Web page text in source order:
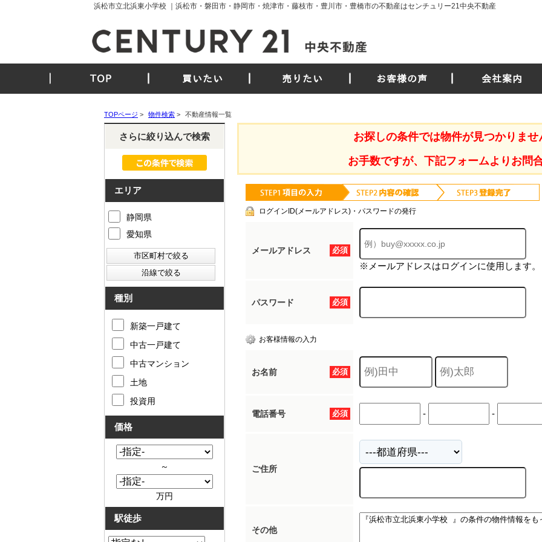
浜松市立北浜東小学校 ｜浜松市・磐田市・静岡市・焼津市・藤枝市・豊川市・豊橋市の不動産はセンチュリー21中央不動産
TOP 買いたい 売りたい お客様の声 会社案内
TOPページ > 物件検索 > 不動産情報一覧
お探しの条件では物件が見つかりませ
お手数ですが、下記フォームよりお問
ログインID(メールアドレス)・パスワードの発行
必須
メールアドレス
※メールアドレスはログインに使用します。
必須
パスワード
お客様情報の入力
必須
お名前
必須
電話番号 - -
ご住所
その他
さらに絞り込んで検索
エリア
静岡県
愛知県
種別
新築一戸建て
中古一戸建て
中古マンション
土地
投資用
価格
～
万円
駅徒歩